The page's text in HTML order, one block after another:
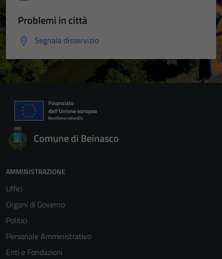
Problemi in città
Segnala disservizio
Comune di Beinasco
AMMINISTRAZIONE
Uffici
Organi di Governo
Politici
Personale Amministrativo
Enti e Fondazioni